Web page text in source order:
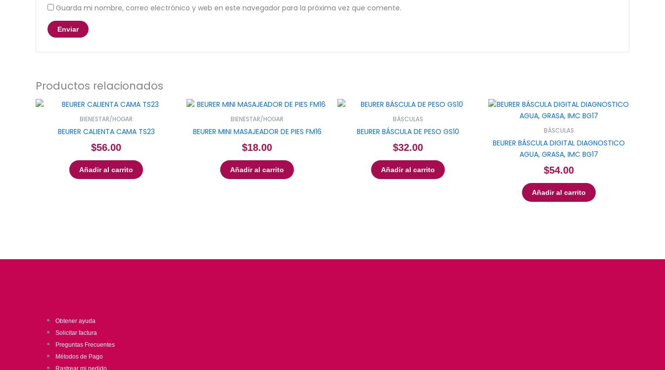
Guarda mi nombre, correo electrónico y web en este navegador para la próxima vez que comente.
Productos relacionados
BIENESTAR/HOGAR
BEURER CALIENTA CAMA TS23
$56.00
Añadir al carrito
BIENESTAR/HOGAR
BEURER MINI MASAJEADOR DE PIES FM16
$18.00
Añadir al carrito
BÁSCULAS
BEURER BÁSCULA DE PESO GS10
$32.00
Añadir al carrito
BÁSCULAS
BEURER BÁSCULA DIGITAL DIAGNOSTICO
AGUA, GRASA, IMC BG17
$54.00
Añadir al carrito
Obtener ayuda
Solicitar factura
Preguntas Frecuentes
Métodos de Pago